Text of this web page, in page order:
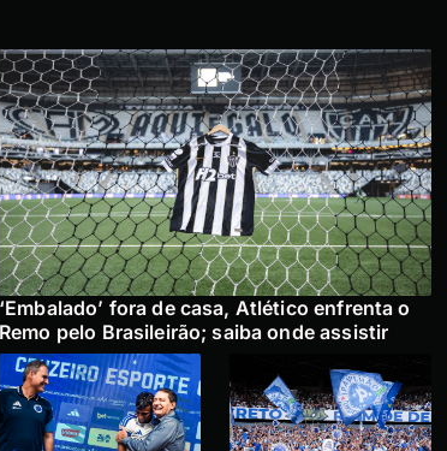
‘Embalado’ fora de casa, Atlético enfrenta o
Remo pelo Brasileirão; saiba onde assistir